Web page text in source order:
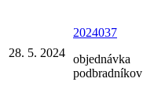
28. 5. 2024
2024037
objednávka
podbradníkov